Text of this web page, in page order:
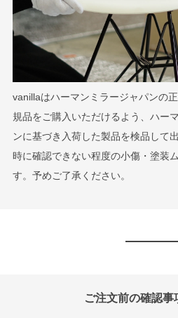
vanillaはハーマンミラージャパンの
規品をご購入いただけるよう、ハー
ンに基づき入荷した製品を検品して
時に確認できない程度の小傷・塗装
す。予めご了承ください。
ご注文前の確認事